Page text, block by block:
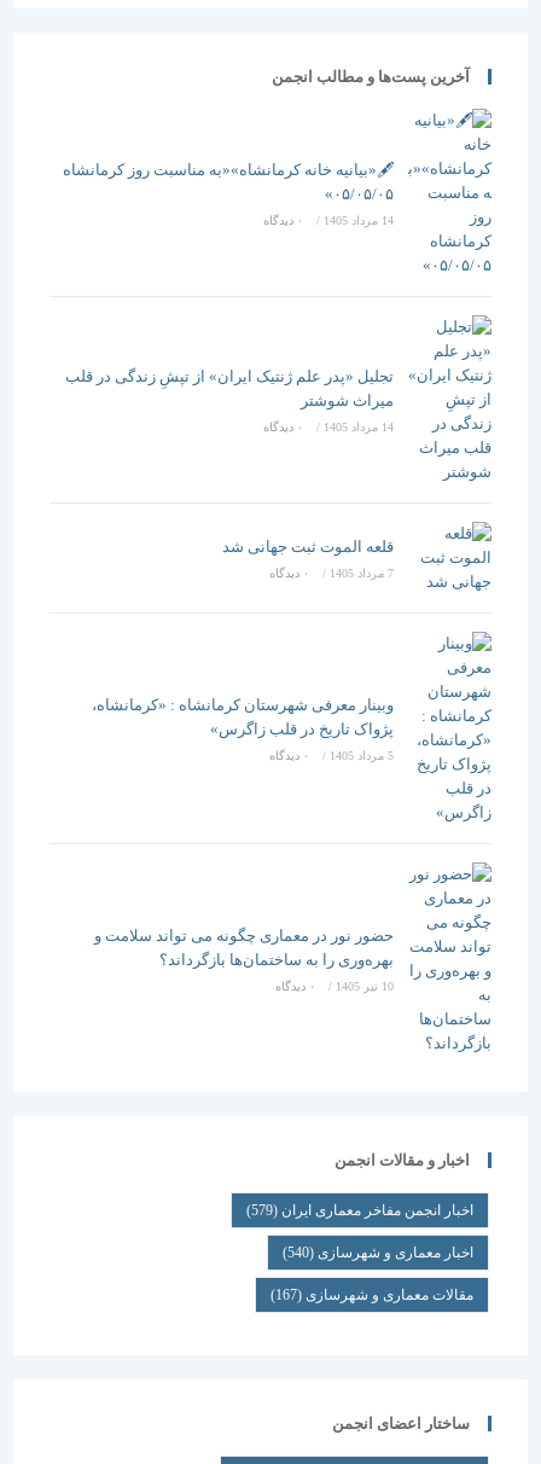
آخرین پست‌ها و مطالب انجمن
🖋️«بیانیه خانه کرمانشاه»«به مناسبت روز کرمانشاه
۰۵/۰۵/۰۵»
/ ۰ دیدگاه
تجلیل «پدر علم ژنتیک ایران» از تپشِ زندگی در قلب
میراث شوشتر
14 مرداد 1405 / ۰ دیدگاه
قلعه الموت ثبت جهانی شد
/ ۰ دیدگاه
وبینار معرفی شهرستان کرمانشاه : «کرمانشاه،
پژواک تاریخ در قلب زاگرس»
5 مرداد 1405 / ۰ دیدگاه
حضور نور در معماری چگونه می تواند سلامت و
بهره‌وری را به ساختمان‌ها بازگرداند؟
/ ۰ دیدگاه
اخبار و مقالات انجمن
اخبار انجمن مفاخر معماری ایران (579)
اخبار معماری و شهرسازی(540)
مقالات معماری و شهرسازی(167)
ساختار اعضای انجمن